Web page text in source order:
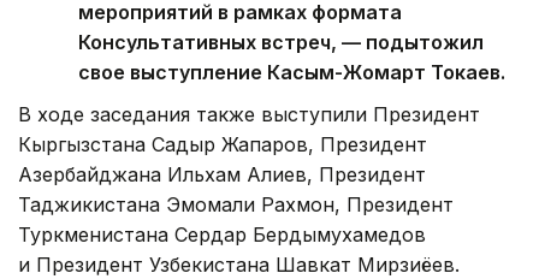
мероприятий в рамках формата
Консультативных встреч, — подытожил
свое выступление Касым-Жомарт Токаев.
В ходе заседания также выступили Президент
Кыргызстана Садыр Жапаров, Президент
Азербайджана Ильхам Алиев, Президент
Таджикистана Эмомали Рахмон, Президент
Туркменистана Сердар Бердымухамедов
и Президент Узбекистана Шавкат Мирзиёев.